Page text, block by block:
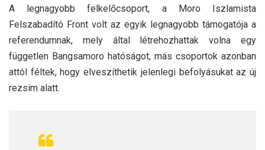
A legnagyobb felkelőcsoport, a Moro Iszlamista
Felszabadító Front volt az egyik legnagyobb támogatója a
referendumnak, mely által létrehozhattak volna egy
független Bangsamoro hatóságot, más csoportok azonban
attól féltek, hogy elveszíthetik jelenlegi befolyásukat az új
rezsim alatt.